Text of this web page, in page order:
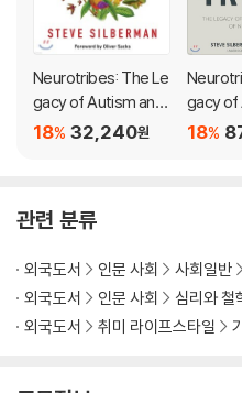
cling the brave and lonely
amilies through the
ur society toward a more
earning differences and
the resources they need to
Along the way, he reveals the
ere targeted by the darkest
human history; exposes the
trist Leo Kanner to suppress
Neurotribes: The Le
gacy of Autism and
the Future of Neuro
32,240원
18%
gacy of
the
18%
관련 분류
외국도서 인문 사회 사회일반
외국도서
인문 사회 심리와 철
외국도서
취미 라이프스타일